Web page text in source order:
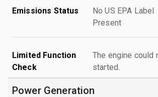
Emissions Status
No US EPA Label
Present
Limited Function
Check
The engine could
started.
Power Generation